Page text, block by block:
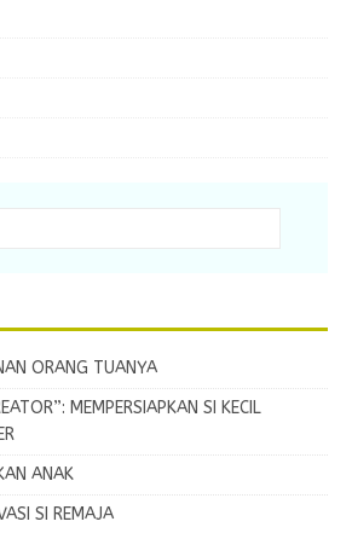
ORANG TUANYA
MEMPERSIAPKAN SI KECIL
ANAK
SI REMAJA